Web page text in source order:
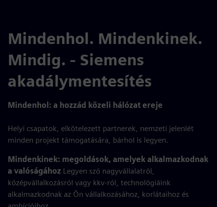
Mindenhol. Mindenkinek.
Mindig. - Siemens
akadálymentesítés
Mindenhol: a hozzád közeli hálózat ereje
Helyi csapatok, elkötelezett partnerek, nemzeti jelenlét
minden projekt támogatására, bárhol is legyen.
Mindenkinek: megoldások, amelyek alkalmazkodnak
a valóságához Legyen szó nagyvállalatról,
középvállalkozásról vagy kkv-ról, technológiáink
alkalmazkodnak az Ön vállalkozásához, korlátaihoz és